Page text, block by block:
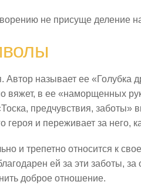
не присуще деление
называет ее «Голубка
вяжет, в ее «наморщенных
предчувствия,
героя и переживает за него,
и трепетно относится к
ей за эти заботы,
доброе отношение.